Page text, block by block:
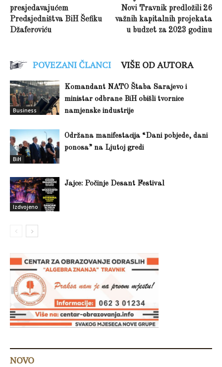
presjedavajućem
Predsjedništva BiH Šefiku
Džaferoviću
Novi Travnik predložili 26
važnih kapitalnih projekata
u budzet za 2023 godinu
POVEZANI ČLANCI VIŠE OD AUTORA
Business
Komandant NATO Štaba Sarajevo i
ministar odbrane BiH obišli tvornice
namjenske industrije
BiH
Održana manifestacija “Dani pobjede, dani
ponosa” na Ljutoj gredi
Izdvojeno
Jajce: Počinje Desant Festival
NOVO